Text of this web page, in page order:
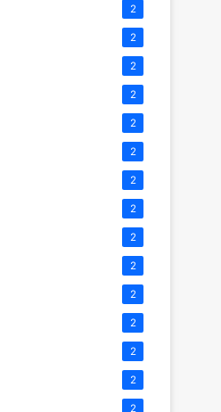
2
2
2
2
2
2
2
2
2
2
2
2
2
2
2